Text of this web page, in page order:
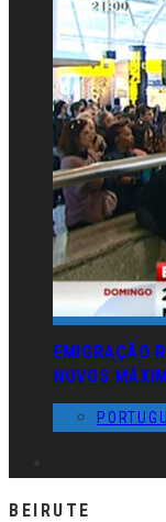
EMIGRAÇÃO
NOVOS
BEIRUTE